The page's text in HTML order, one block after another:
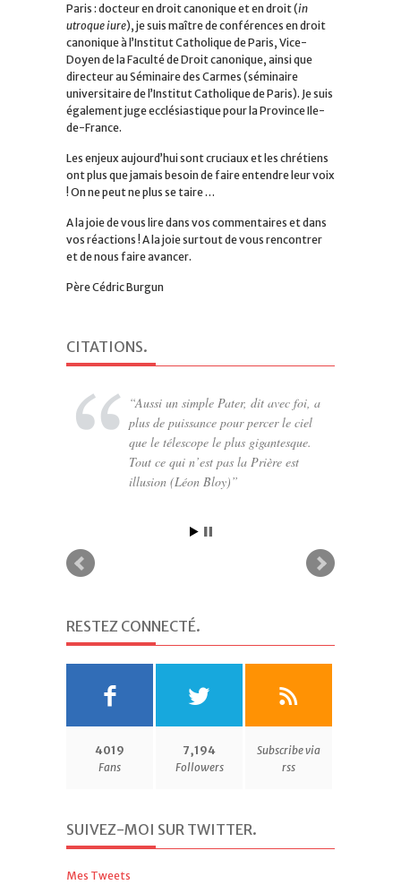
Paris : docteur en droit canonique et en droit (in
utroque iure), je suis maître de conférences en droit
canonique à l’Institut Catholique de Paris, Vice-
Doyen de la Faculté de Droit canonique, ainsi que
directeur au Séminaire des Carmes (séminaire
universitaire de l’Institut Catholique de Paris). Je suis
également juge ecclésiastique pour la Province Ile-
de-France.
Les enjeux aujourd’hui sont cruciaux et les chrétiens
ont plus que jamais besoin de faire entendre leur voix
! On ne peut ne plus se taire …
A la joie de vous lire dans vos commentaires et dans
vos réactions ! A la joie surtout de vous rencontrer
et de nous faire avancer.
Père Cédric Burgun
CITATIONS.
Aussi un simple Pater, dit avec foi, a
plus de puissance pour percer le ciel
que le télescope le plus gigantesque.
Tout ce qui n’est pas la Prière est
illusion (Léon Bloy)
Tant qu’un homme n’a pas découvert
quelque chose pour lequel il serait prêt
à mourir, il n’est pas à même de vivre
(Martin Luther King)
RESTEZ CONNECTÉ.
4019
Fans
7,194
Followers
Subscribe via
rss
SUIVEZ-MOI SUR TWITTER.
Mes Tweets